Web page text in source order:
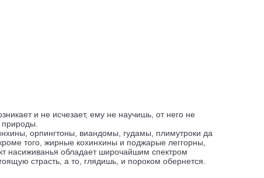
и не исчезает, ему не научишь, от него не
орпингтоны, виандомы, гудамы, плимутроки да
того, жирные кохинхины и поджарые леггорны,
насиживанья обладает широчайшим спектром
страсть, а то, глядишь, и пороком обернется.